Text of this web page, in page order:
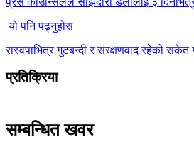
यो पनि पढ्नुहोस
रास्वपाभित्र गुटबन्दी र संरक्षणवाद रहेको संकेत
प्रतिक्रिया
सम्बन्धित खवर